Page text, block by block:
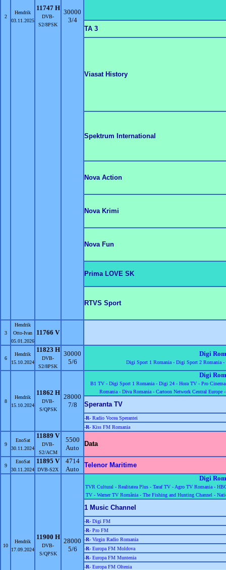
2
Hendrik
03.11.2025
11747 Н
DVB-
S2/8PSK
30000
3/4
TA 3
Viasat History
Spektrum International
Nova Action
Nova Krimi
Nova Fun
Prima LOVE SK
RTVS Sport
3
Hendrik
Otto-Ivan
05.01.2026
11766 V
6
Hendrik
15.10.2024
11823 H
DVB-
S2/8PSK
30000
5/6
Digi
Digi Sport 1 Romania - Digi Sport 2 Romania -
8
Hendrik
15.10.2024
11862 H
DVB-
S/QPSK
28000
7/8
Digi
B1 TV - Digi Sport 1 Romania - Digi 24 - Hora TV - Pro
Romania - Diva Romania - Cartoon Network Central Europe
Speranta TV
-R- Radio Vocea Sperantei
-R- Kiss FM Romania
9
EnoSat
30.11.2024
11889 V
DVB-
S2/ACM
5500
Auto
Data
9
EnoSat
30.11.2024
11895 V
DVB-S2X
4714
Auto
Telenor Maritime
10
Hendrik
17.09.2024
11900 H
DVB-
S/QPSK
28000
5/6
Digi
TVR Cultural - Realitatea Plus - Taraf TV - Agro TV Romania -
TV - Warner TV România - The Fishing and Hunting Channel -
1 Music Channel
-R- Digi FM
-R- Pro FM
-R- Virgin Radio Romania
-R- Europa FM Moldova
-R- Europa FM Muntenia
-R- Europa FM Oltenia